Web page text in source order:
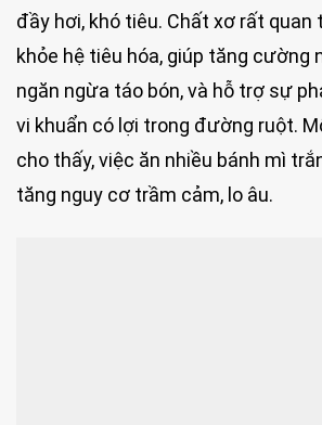
đầy hơi, khó tiêu. Chất xơ rất quan
khỏe hệ tiêu hóa, giúp tăng cường
ngăn ngừa táo bón, và hỗ trợ sự
vi khuẩn có lợi trong đường ruột.
cho thấy, việc ăn nhiều bánh mì
tăng nguy cơ trầm cảm, lo âu.